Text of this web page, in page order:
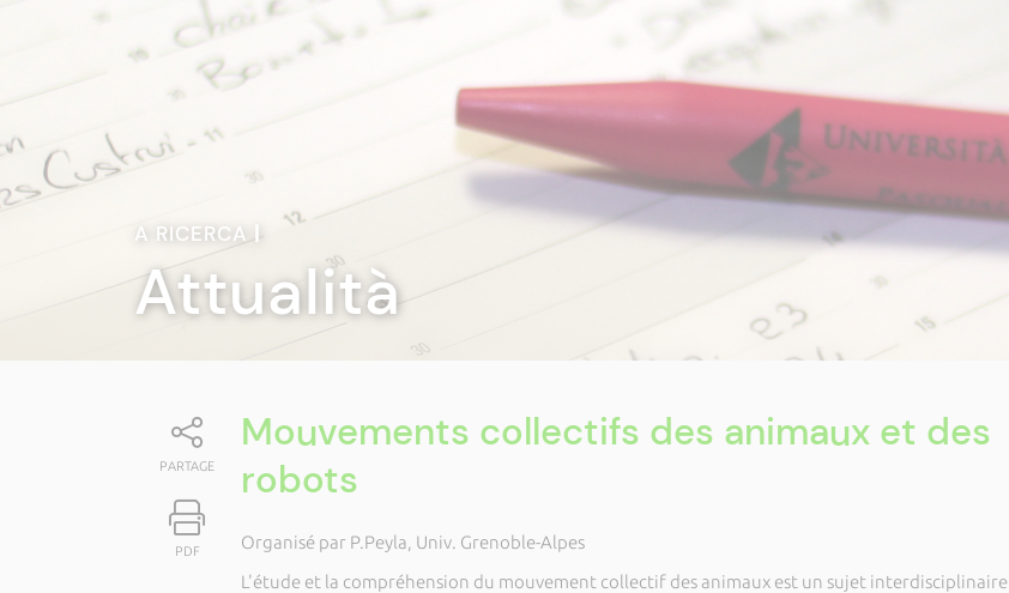
A RICERCA|
Attualità
PARTAGE
PDF
Mouvements collectifs des animaux et des
robots
Organisé par P.Peyla, Univ. Grenoble-Alpes
L'étude et la compréhension du mouvement collectif des animaux est un sujet interdisciplinaire